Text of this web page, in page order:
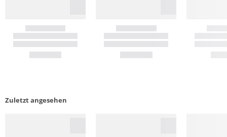
Zuletzt angesehen